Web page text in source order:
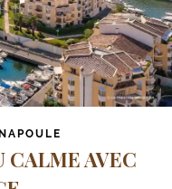
CALME AVEC